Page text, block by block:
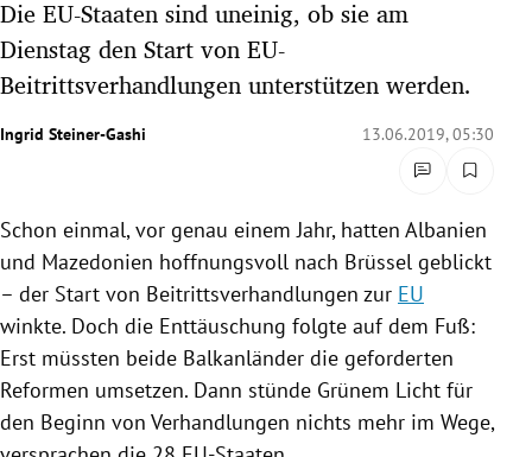
Untermenü
Untermenü
Untermenü
Untermenü
Untermenü
Untermenü
Die EU-Staaten sind uneinig, ob sie am
Dienstag den Start von EU-
Beitrittsverhandlungen unterstützen werden.
Ingrid Steiner-Gashi 13.06.2019, 05:30
Schon einmal, vor genau einem Jahr, hatten Albanien
und Mazedonien hoffnungsvoll nach Brüssel geblickt
– der Start von Beitrittsverhandlungen zur EU
winkte. Doch die Enttäuschung folgte auf dem Fuß:
Erst müssten beide Balkanländer die geforderten
Reformen umsetzen. Dann stünde Grünem Licht für
den Beginn von Verhandlungen nichts mehr im Wege,